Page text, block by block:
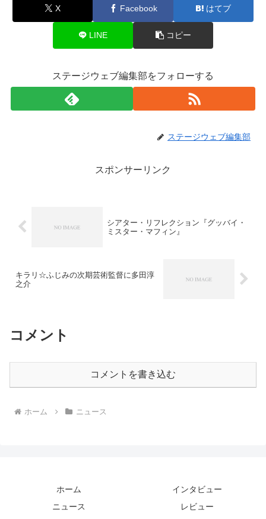
X Facebook はてブ
LINE コピー
ステージウェブ編集部をフォローする
ステージウェブ編集部
スポンサーリンク
シアター・リフレクション『グッバイ・
ミスター・マフィン』
キラリ☆ふじみの次期芸術監督に多田淳
之介
コメント
コメントを書き込む
ホーム ニュース
ホーム
インタビュー
ニュース
レビュー